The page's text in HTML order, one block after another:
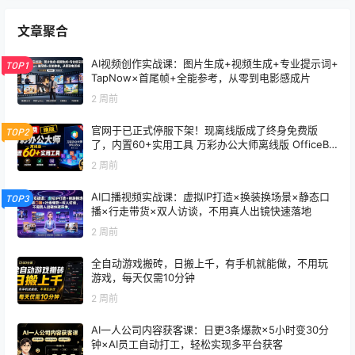
文章聚合
TOP1
AI视频创作实战课：图片生成+视频生成+专业提示词+
TapNow×首尾帧+全能参考，从零到电影感成片
2 周前
TOP2
官网于已正式停服下架！现离线版成了终身免费版
了，内置60+实用工具 万彩办公大师离线版 OfficeBo
2 周前
TOP3
AI口播视频实战课：虚拟IP打造×换装换场景×静态口
播×行走带货×双人访谈，不用真人出镜快速落地
2 周前
全自动游戏搬砖，日搬上千，有手机就能做，不用玩
游戏，每天仅需10分钟
2 周前
AI一人公司内容获客课：日更3条爆款×5小时变30分
钟×AI员工自动打工，轻松实现多平台获客